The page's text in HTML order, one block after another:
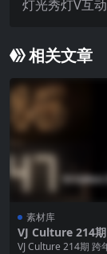
灯光秀灯V互
相关文章
素材库
VJ Culture 214
材 本期素材63个
VJ Culture 214期 跨